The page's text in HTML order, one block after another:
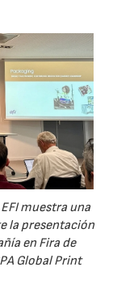
muestra una
la presentación
en Fira de
Global Print